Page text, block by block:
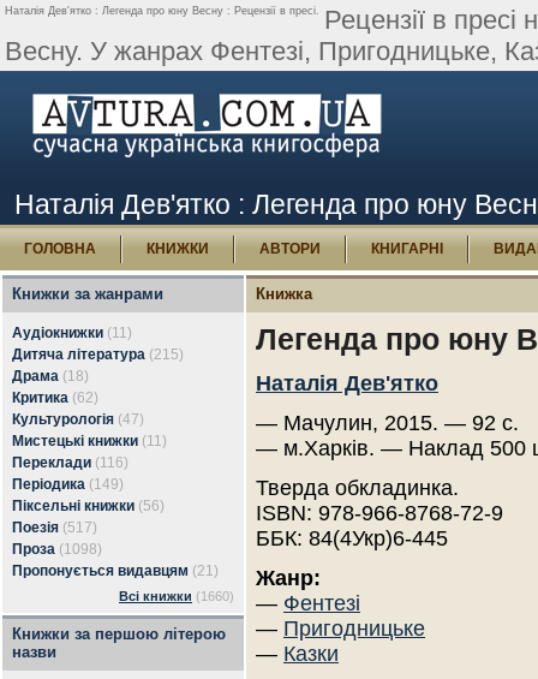
Наталія Дев'ятко : Легенда про юну Весну : Рецензії в пресі. Рецензії в
Весну. У жанрах Фентезі, Пригодницьке,
Наталія Дев'ятко : Легенда про юну
ГОЛОВНА КНИЖКИ АВТОРИ КНИГАРНІ
Книжки за жанрами
Аудіокнижки (11)
Дитяча література (215)
Драма (18)
Критика (62)
Культурологія (47)
Мистецькі книжки (11)
Переклади (116)
Періодика (149)
Піксельні книжки (56)
Поезія (517)
Проза (1098)
Пропонується видавцям (21)
Всі книжки (1660)
Книжки за першою літерою
назви
Книжка
Легенда про юну
Наталія Дев'ятко
— Мачулин, 2015. — 92 с.
— м.Харків. — Наклад 500
Тверда обкладинка.
ISBN: 978-966-8768-72-9
ББК: 84(4Укр)6-445
Жанр:
— Фентезі
— Пригодницьке
— Казки